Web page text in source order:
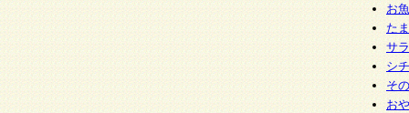
お
た
サ
シ
そ
お